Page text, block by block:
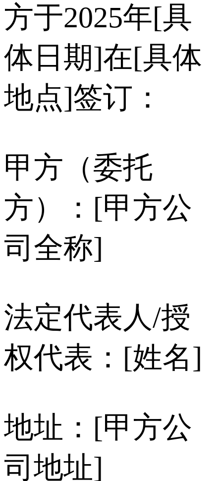
方于2025年[具
体日期]在[具体
地点]签订：
甲方（委托
方）：[甲方公
司全称]
法定代表人/授
权代表：[姓名]
地址：[甲方公
司地址]